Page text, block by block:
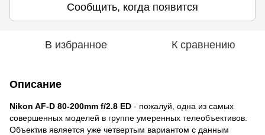
Сообщить, когда появится
В избранное К сравнению
Описание
Nikon AF-D 80-200mm f/2.8 ED - пожалуй, одна из самых
совершенных моделей в группе умеренных телеобъективов.
Объектив является уже четвертым вариантом с данным